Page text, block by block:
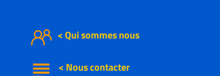
subject <Nouscontacter
< Qui sommes nous